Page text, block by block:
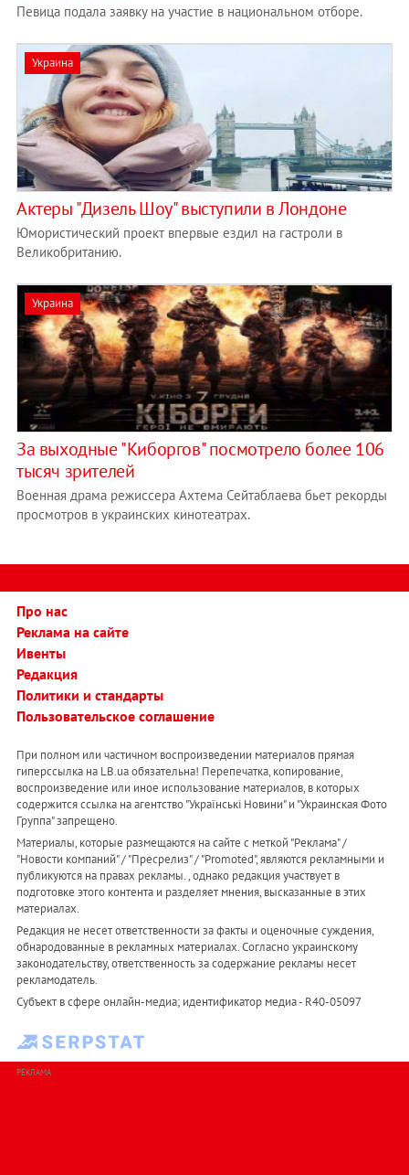
Певица подала заявку на участие в национальном отборе.
Украина
Актеры "Дизель Шоу" выступили в Лондоне
Юмористический проект впервые ездил на гастроли в
Великобританию.
Украина
За выходные "Киборгов" посмотрело более 106
тысяч зрителей
Военная драма режиссера Ахтема Сейтаблаева бьет рекорды
просмотров в украинских кинотеатрах.
Про нас
Реклама на сайте
Ивенты
Редакция
Политики и стандарты
Пользовательское соглашение
При полном или частичном воспроизведении материалов прямая
гиперссылка на LB.ua обязательна! Перепечатка, копирование,
воспроизведение или иное использование материалов, в которых
содержится ссылка на агентство "Українськi Новини" и "Украинская Фото
Группа" запрещено.
Материалы, которые размещаются на сайте с меткой "Реклама" /
"Новости компаний" / "Пресрелиз" / "Promoted", являются рекламными и
публикуются на правах рекламы. , однако редакция участвует в
подготовке этого контента и разделяет мнения, высказанные в этих
материалах.
Редакция не несет ответственности за факты и оценочные суждения,
обнародованные в рекламных материалах. Согласно украинскому
законодательству, ответственность за содержание рекламы несет
рекламодатель.
Субъект в сфере онлайн-медиа; идентификатор медиа - R40-05097
РЕКЛАМА